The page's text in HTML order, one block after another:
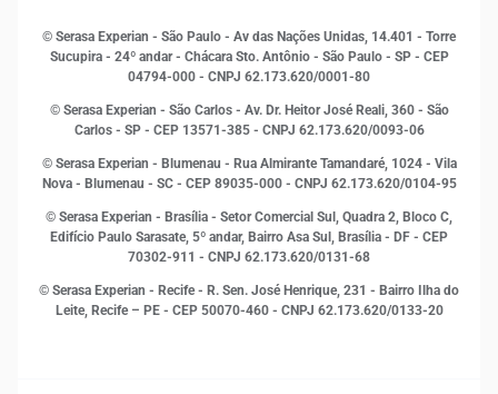
Inovação e Tecnologia
Leis e impostos
Marketing
Open Finance
Proteção de Dados
Sustentabilidade Corporativa
© Serasa Experian - São Paulo - Av das Nações Unidas, 14.401 - Torre
Sucupira - 24º andar - Chácara Sto. Antônio - São Paulo - SP - CEP
04794-000 - CNPJ 62.173.620/0001-80
© Serasa Experian - São Carlos - Av. Dr. Heitor José Reali, 360 - São
Carlos - SP - CEP 13571-385 - CNPJ 62.173.620/0093-06
© Serasa Experian - Blumenau - Rua Almirante Tamandaré, 1024 - Vila
Nova - Blumenau - SC - CEP 89035-000 - CNPJ 62.173.620/0104-95
© Serasa Experian - Brasília - Setor Comercial Sul, Quadra 2, Bloco C,
Edifício Paulo Sarasate, 5º andar, Bairro Asa Sul, Brasília - DF - CEP
70302-911 - CNPJ 62.173.620/0131-68
© Serasa Experian - Recife - R. Sen. José Henrique, 231 - Bairro Ilha do
Leite, Recife – PE - CEP 50070-460 - CNPJ 62.173.620/0133-20